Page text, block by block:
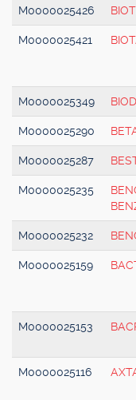
M0000025426
M0000025421
M0000025349
M0000025290
M0000025287
M0000025235
M0000025232
M0000025159
M0000025153
M0000025116